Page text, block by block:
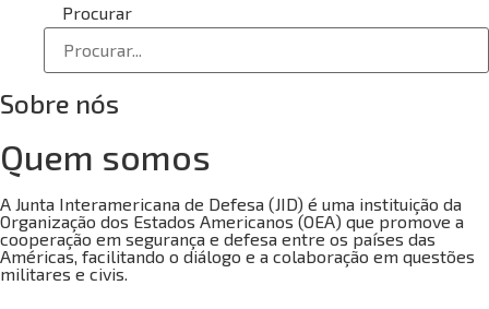
Procurar
Sobre nós
Quem somos
A Junta Interamericana de Defesa (JID) é uma instituição da
Organização dos Estados Americanos (OEA) que promove a
cooperação em segurança e defesa entre os países das
Américas, facilitando o diálogo e a colaboração em questões
militares e civis.